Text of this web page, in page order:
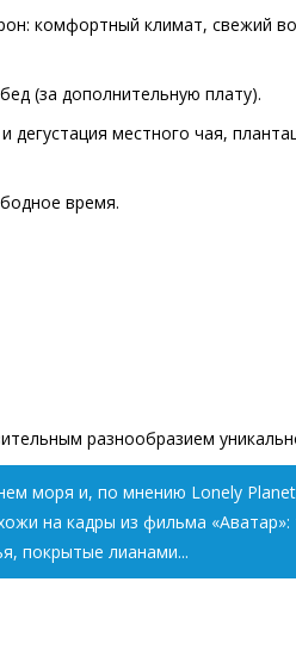
комфортный климат, свежий
(за дополнительную плату).
местного чая,
время.
разнообразием
моря и, по мнению Lonely
на кадры из фильма
покрытые лианами...